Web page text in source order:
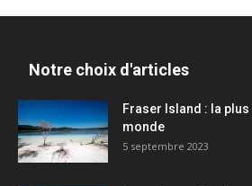
Notre choix d'articles
Fraser Island : la
monde
5 septembre 2023